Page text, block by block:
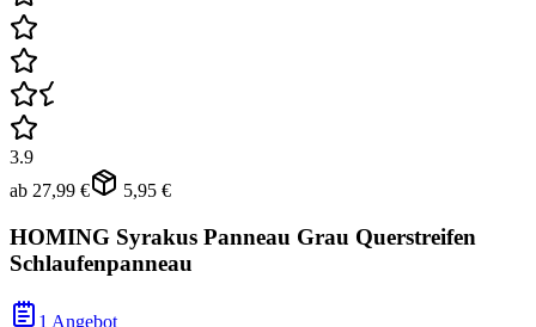
3.9
ab 27,99 € 5,95 €
HOMING Syrakus Panneau Grau Querstreifen
Schlaufenpanneau
1 Angebot